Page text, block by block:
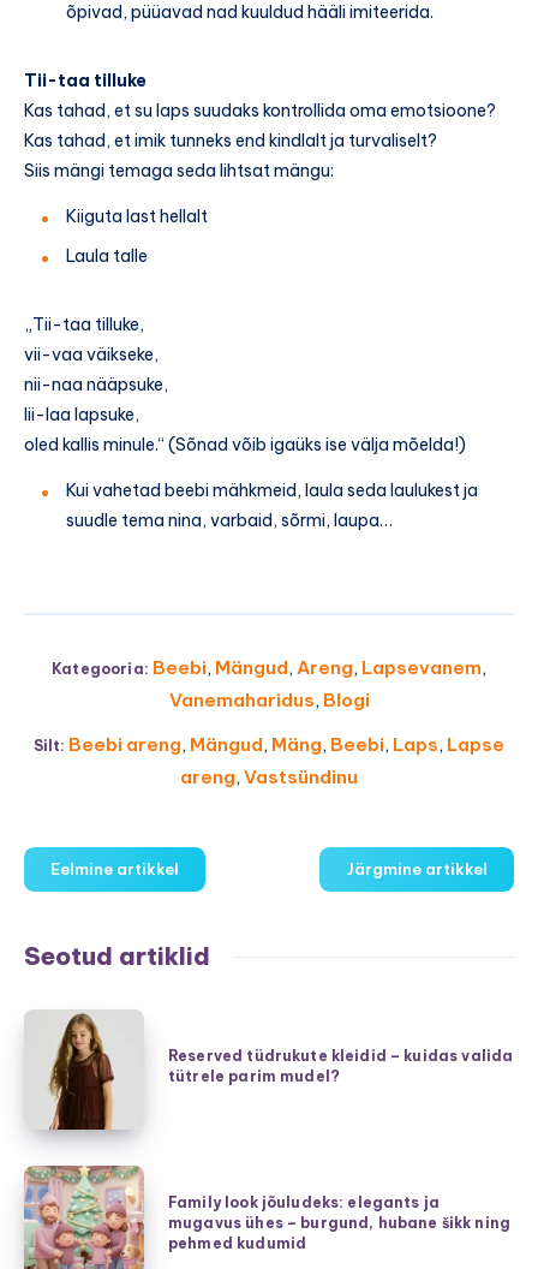
õpivad, püüavad nad kuuldud hääli imiteerida.
Tii-taa tilluke
Kas tahad, et su laps suudaks kontrollida oma emotsioone?
Kas tahad, et imik tunneks end kindlalt ja turvaliselt?
Siis mängi temaga seda lihtsat mängu:
Kiiguta last hellalt
Laula talle
„Tii-taa tilluke,
vii-vaa väikseke,
nii-naa nääpsuke,
lii-laa lapsuke,
oled kallis minule.“ (Sõnad võib igaüks ise välja mõelda!)
Kui vahetad beebi mähkmeid, laula seda laulukest ja
suudle tema nina, varbaid, sõrmi, laupa…
Kategooria: Beebi, Mängud, Areng, Lapsevanem,
Vanemaharidus, Blogi
Silt: Beebi areng, Mängud, Mäng, Beebi, Laps, Lapse
areng, Vastsündinu
Eelmine artikkel Järgmine artikkel
Seotud artiklid
Reserved
tüdrukute
kleidid
kuidas
valida
tütrele
parim
mudel?
Reserved tüdrukute kleidid – kuidas valida
tütrele parim mudel?
Family
look
jõuludeks:
Family look jõuludeks: elegants ja
mugavus ühes – burgund, hubane šikk ning
pehmed kudumid